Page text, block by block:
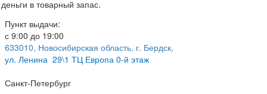
деньги в товарный запас.
Пункт выдачи:
с 9:00 до 19:00
633010, Новосибирская область, г. Бердск,
ул. Ленина 29\1 ТЦ Европа 0-й этаж
Санкт-Петербург